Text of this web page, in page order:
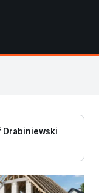
Drabiniewski